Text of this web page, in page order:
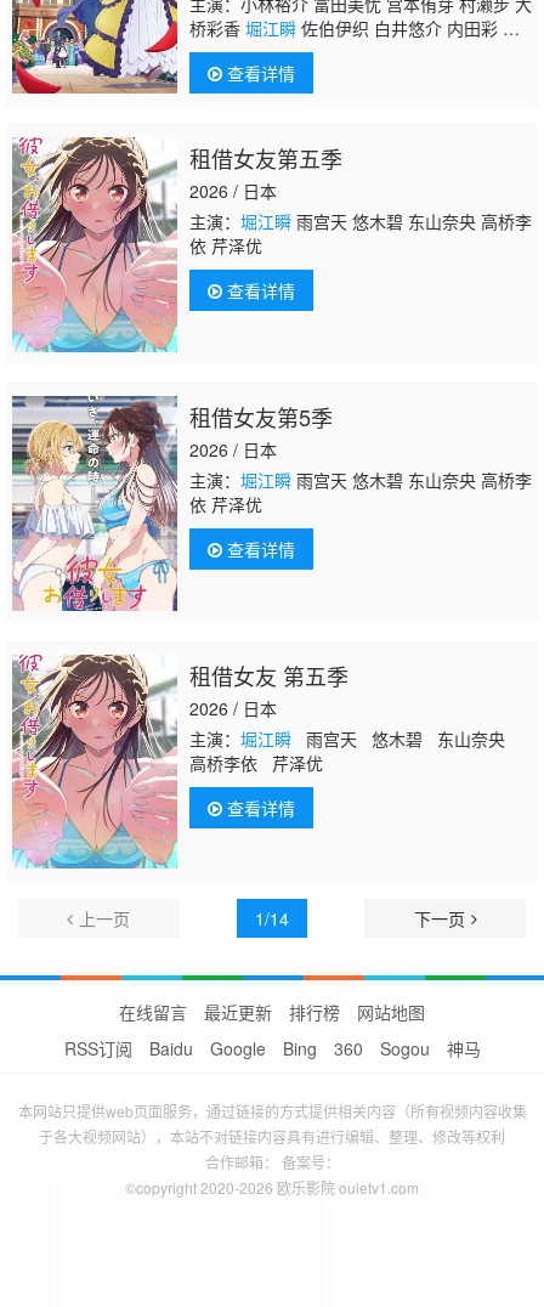
桥彩香 堀江瞬佐伯伊织 白井悠介 内田彩 高
桥英则 市道真央 山下诚一郎 田丸笃志 鬼头明
查看详情
租借女友第五季
2026 / 日本
主演： 堀江瞬雨宫天 悠木碧 东山奈央 高桥李
依 芹泽优
查看详情
租借女友第5季
2026 / 日本
主演： 堀江瞬雨宫天 悠木碧 东山奈央 高桥李
依 芹泽优
查看详情
租借女友 第五季
2026 / 日本
主演： 堀江瞬雨宫天 悠木碧 东山奈央
高桥李依 芹泽优
查看详情
上一页 1/14 下一页
在线留言 最近更新 排行榜
网站地图
RSS订阅
Baidu Google Bing 360 Sogou 神马
本网站只提供web页面服务，通过链接的方式提供相关内容（所有视频内容收集
于各大视频网站），本站不对链接内容具有进行编辑、整理、修改等权利
合作邮箱： 备案号：
©copyright 2020-2026 欧乐影院 ouletv1.com